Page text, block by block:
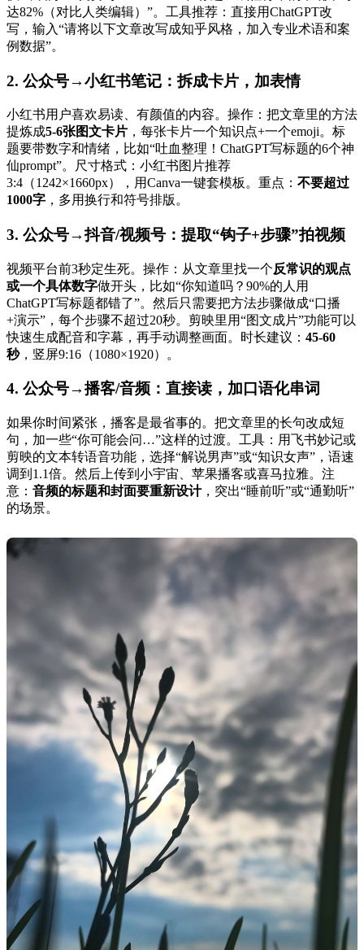
达82%（对比人类编辑）”。工具推荐：直接用ChatGPT改
写，输入“请将以下文章改写成知乎风格，加入专业术语和案
例数据”。
2. 公众号→小红书笔记：拆成卡片，加表情
小红书用户喜欢易读、有颜值的内容。操作：把文章里的方法
提炼成5-6张图文卡片 ，每张卡片一个知识点+一个emoji。标
题要带数字和情绪，比如“吐血整理！ChatGPT写标题的6个神
仙prompt”。尺寸格式：小红书图片推荐
3:4（1242×1660px），用Canva一键套模板。重点： 不要超过
1000字 ，多用换行和符号排版。
3. 公众号→抖音/视频号：提取“钩子+步骤”拍视频
视频平台前3秒定生死。操作：从文章里找一个反常识的观点
或一个具体数字做开头，比如“你知道吗？90%的人用
ChatGPT写标题都错了”。然后只需要把方法步骤做成“口播
+演示”，每个步骤不超过20秒。剪映里用“图文成片”功能可以
快速生成配音和字幕，再手动调整画面。时长建议： 45-60
秒，竖屏9:16（1080×1920）。
4. 公众号→播客/音频：直接读，加口语化串词
如果你时间紧张，播客是最省事的。把文章里的长句改成短
句，加一些“你可能会问…”这样的过渡。工具：用飞书妙记或
剪映的文本转语音功能，选择“解说男声”或“知识女声”，语速
调到1.1倍。然后上传到小宇宙、苹果播客或喜马拉雅。注
意： 音频的标题和封面要重新设计，突出“睡前听”或“通勤听”
的场景。